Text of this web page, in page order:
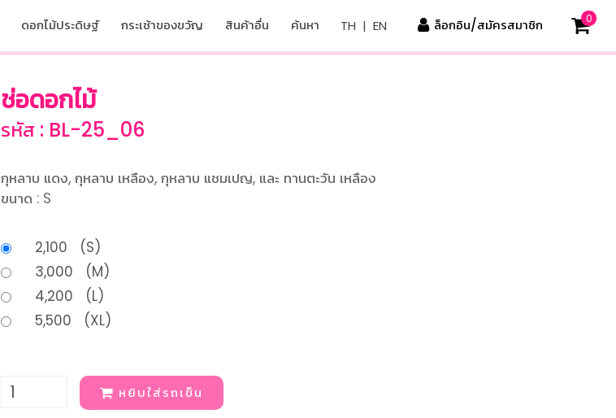
ดอกไม้ประดิษฐ์ กระเช้าของขวัญ สินค้าอื่น ค้นหา TH | EN ล็อกอิน/สมัครสมาชิก 0
ช่อดอกไม้
รหัส : BL-25_06
กุหลาบ แดง, กุหลาบ เหลือง, กุหลาบ แชมเปญ, และ ทานตะวัน เหลือง
ขนาด : S
2,100 (S)
3,000 (M)
4,200 (L)
5,500 (XL)
หยิบใส่รถเข็น